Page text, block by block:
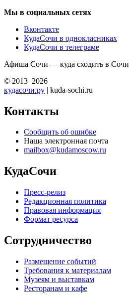
Мы в социальных сетях
Вконтакте
КудаСочи в однокласниках
КудаСочи в телеграме
Афиша Сочи — куда сходить в Сочи
© 2013–2026
кудасочи.ру | kuda-sochi.ru
Контакты
Сообщить об ошибке
Наша электронная почта
mailbox@kudamoscow.ru
КудаСочи
Пресс-релиз
Редакционная политика
Правовая информация
Формат ресурса
Сотрудничество
Размещение событий
Требования к материалам
Музеям и выставкам
Ресторанам и кафе